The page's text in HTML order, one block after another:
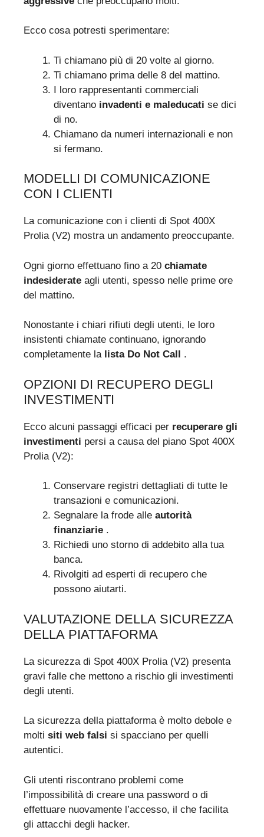
Ecco cosa potresti sperimentare:
Ti chiamano più di 20 volte al giorno.
Ti chiamano prima delle 8 del mattino.
I loro rappresentanti commerciali
diventano invadenti e maleducati se dici
di no.
Chiamano da numeri internazionali e non
si fermano.
MODELLI DI COMUNICAZIONE
CON I CLIENTI
La comunicazione con i clienti di Spot 400X
Prolia (V2) mostra un andamento preoccupante.
Ogni giorno effettuano fino a 20 chiamate
indesiderate agli utenti, spesso nelle prime ore
del mattino.
Nonostante i chiari rifiuti degli utenti, le loro
insistenti chiamate continuano, ignorando
completamente la lista Do Not Call .
OPZIONI DI RECUPERO DEGLI
INVESTIMENTI
Ecco alcuni passaggi efficaci per recuperare gli
investimenti persi a causa del piano Spot 400X
Prolia (V2):
Conservare registri dettagliati di tutte le
transazioni e comunicazioni.
Segnalare la frode alle autorità
finanziarie .
Richiedi uno storno di addebito alla tua
banca.
Rivolgiti ad esperti di recupero che
possono aiutarti.
VALUTAZIONE DELLA SICUREZZA
DELLA PIATTAFORMA
La sicurezza di Spot 400X Prolia (V2) presenta
gravi falle che mettono a rischio gli investimenti
degli utenti.
La sicurezza della piattaforma è molto debole e
molti siti web falsi si spacciano per quelli
autentici.
Gli utenti riscontrano problemi come
l’impossibilità di creare una password o di
effettuare nuovamente l’accesso, il che facilita
gli attacchi degli hacker.